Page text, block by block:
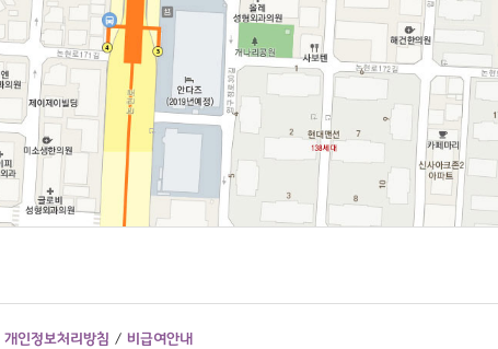
개인정보처리방침 / 비급여안내